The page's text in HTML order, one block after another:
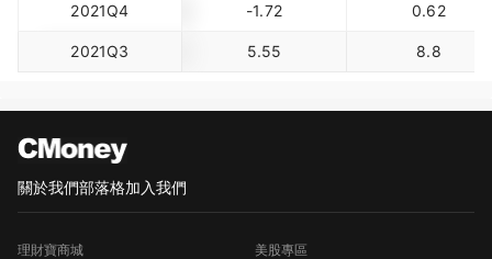
2021Q4 -1.72 0.62
2021Q3 5.55 8.8
關於我們部落格加入我們
理財寶商城 美股專區